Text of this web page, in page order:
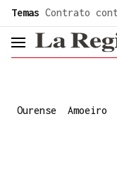
Temas Contrato
header.menu.open
Ourense Amoeiro